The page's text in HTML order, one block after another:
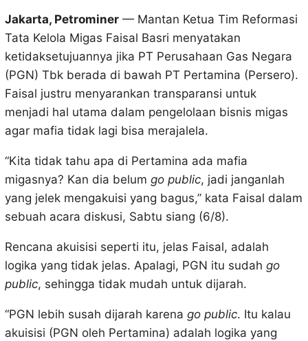
Jakarta, Petrominer— Mantan Ketua Tim Reformasi
Tata Kelola Migas Faisal Basri menyatakan
ketidaksetujuannya jika PT Perusahaan Gas Negara
(PGN) Tbk berada di bawah PT Pertamina (Persero).
Faisal justru menyarankan transparansi untuk
menjadi hal utama dalam pengelolaan bisnis migas
agar mafia tidak lagi bisa merajalela.
“Kita tidak tahu apa di Pertamina ada mafia
migasnya? Kan dia belum go public, jadi janganlah
yang jelek mengakuisi yang bagus,” kata Faisal dalam
sebuah acara diskusi, Sabtu siang (6/8).
Rencana akuisisi seperti itu, jelas Faisal, adalah
logika yang tidak jelas. Apalagi, PGN itu sudah go
public, sehingga tidak mudah untuk dijarah.
“PGN lebih susah dijarah karena go public. Itu kalau
akuisisi (PGN oleh Pertamina) adalah logika yang